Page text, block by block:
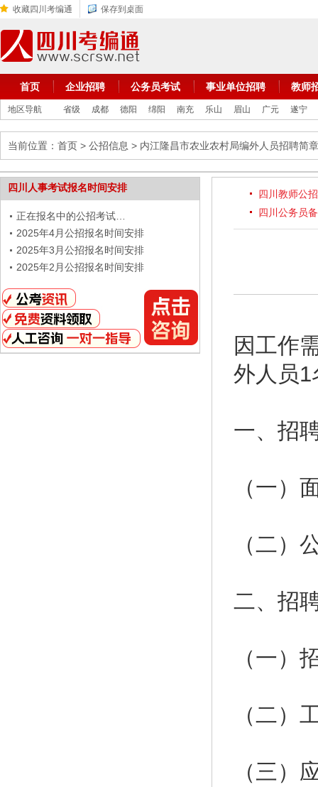
收藏四川考编通 保存到桌面
首页 企业招聘 公务员考试 事业单位招聘 教师
地区导航 省级 成都 德阳 绵阳 南充 乐山 眉山 广元 遂宁
当前位置： 首页 > 公招信息 > 内江隆昌市农业农村局编外人员招聘简章
四川人事考试报名时间安排
正在报名中的公招考试…
2025年4月公招报名时间安排
2025年3月公招报名时间安排
2025年2月公招报名时间安排
四川教师公
四川公务员
因工作
外人员1
一、招
（一）
（二）
二、招
（一）
（二）
（三）